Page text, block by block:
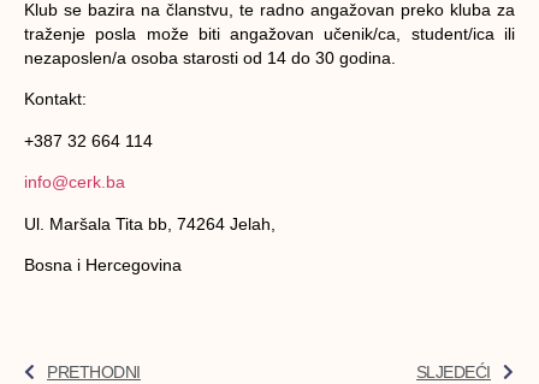
Klub se bazira na članstvu, te radno angažovan preko kluba za
traženje posla može biti angažovan učenik/ca, student/ica ili
nezaposlen/a osoba starosti od 14 do 30 godina.
Kontakt:
+387 32 664 114
info@cerk.ba
Ul. Maršala Tita bb, 74264 Jelah,
Bosna i Hercegovina
PRETHODNI SLJEDEĆI